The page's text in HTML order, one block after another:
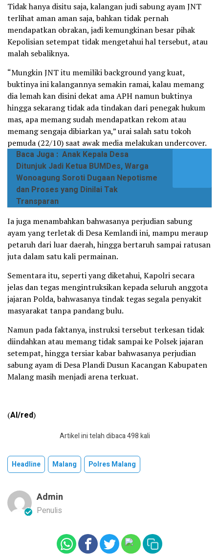
Tidak hanya disitu saja, kalangan judi sabung ayam JNT
terlihat aman aman saja, bahkan tidak pernah
mendapatkan obrakan, jadi kemungkinan besar pihak
Kepolisian setempat tidak mengetahui hal tersebut, atau
malah sebaliknya.
“Mungkin JNT itu memiliki background yang kuat,
buktinya ini kalangannya semakin ramai, kalau memang
dia lemah kan disini dekat ama APH namun buktinya
hingga sekarang tidak ada tindakan dari penegak hukum
mas, apa memang sudah mendapatkan rekom atau
memang sengaja dibiarkan ya,” urai salah satu tokoh
pemuda (22/10) saat awak media melakukan undercover.
Baca Juga : Anak Kepala Desa
Ditunjuk Jadi Ketua BUMDes, Warga
Wonoagung Soroti Dugaan Nepotisme
dan Proses yang Dinilai Tak
Transparan
Ia juga menambahkan bahwasanya perjudian sabung
ayam yang terletak di Desa Kemlandi ini, mampu meraup
petaruh dari luar daerah, hingga bertaruh sampai ratusan
juta dalam satu kali permainan.
Sementara itu, seperti yang diketahui, Kapolri secara
jelas dan tegas mengintruksikan kepada seluruh anggota
jajaran Polda, bahwasanya tindak tegas segala penyakit
masyarakat tanpa pandang bulu.
Namun pada faktanya, instruksi tersebut terkesan tidak
diindahkan atau memang tidak sampai ke Polsek jajaran
setempat, hingga tersiar kabar bahwasanya perjudian
sabung ayam di Desa Plandi Dusun Kacangan Kabupaten
Malang masih menjadi arena terkuat.
(Al/red)
Artikel ini telah dibaca 498 kali
Headline Malang Polres Malang
Admin
Penulis